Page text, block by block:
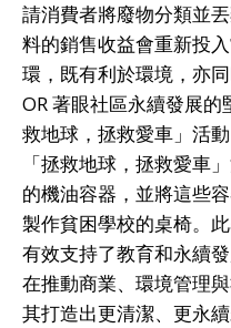
請消費者將廢物分類並
料的銷售收益會重新投
環，既有利於環境，亦
OR 著眼社區永續發展的
救地球，拯救愛車」活
「拯救地球，拯救愛車
的機油容器，並將這些
製作貧困學校的桌椅。
有效支持了教育和永續發
在推動商業、環境管理
其打造出更清潔、更永